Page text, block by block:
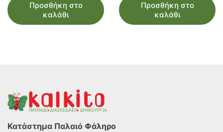
Προσθήκη στο
καλάθι
Προσθήκη στο
καλάθι
Κατάστημα Παλαιό Φάληρο